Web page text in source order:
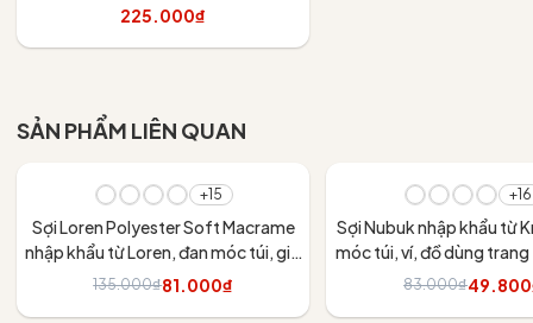
váy
225.000₫
SẢN PHẨM LIÊN QUAN
+15
Sợi Loren Polyester Soft Macrame
nhập khẩu từ Loren, đan móc túi, giỏ
xách, nón, các đồ dùng trang trí nội
135.000₫81.000₫
+16
Sợi Nubuk nhập khẩu từ
móc túi, ví, đồ dùng
83.000₫